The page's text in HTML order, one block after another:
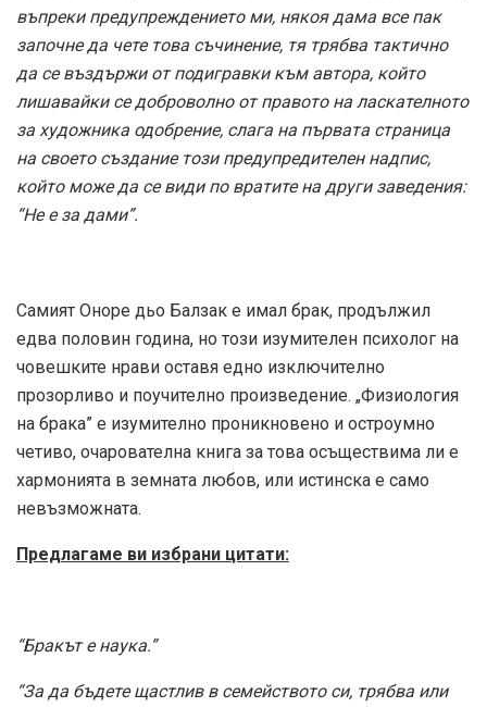
въпреки предупреждението ми, някоя дама все пак
започне да чете това съчинение, тя трябва тактично
да се въздържи от подигравки към автора, който
лишавайки се доброволно от правото на ласкателното
за художника одобрение, слага на първата страница
на своето създание този предупредителен надпис,
който може да се види по вратите на други заведения:
“Не е за дами”.
Самият Оноре дьо Балзак е имал брак, продължил
едва половин година, но този изумителен психолог на
човешките нрави оставя едно изключително
прозорливо и поучително произведение. „Физиология
на брака” е изумително проникновено и остроумно
четиво, очарователна книга за това осъществима ли е
хармонията в земната любов, или истинска е само
невъзможната.
Предлагаме ви избрани цитати:
“Бракът е наука.”
“За да бъдете щастлив в семейството си, трябва или